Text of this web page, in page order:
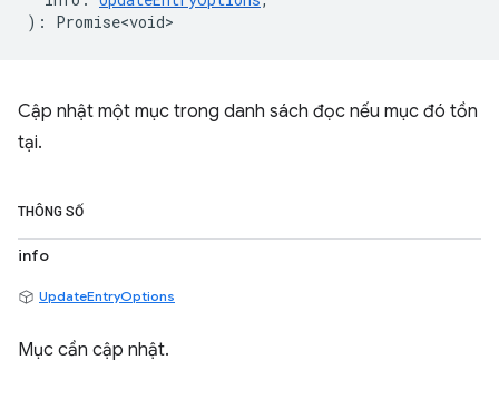
) : Promise<void>
Cập nhật một mục trong danh sách đọc nếu mục đó tồn
tại.
THÔNG SỐ
info
UpdateEntryOptions
Mục cần cập nhật.